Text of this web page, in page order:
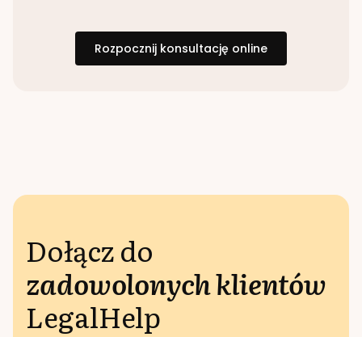
Rozpocznij konsultację online
Dołącz do
zadowolonych klientów
LegalHelp